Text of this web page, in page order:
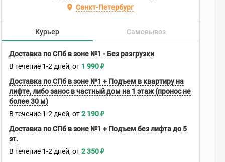
Санкт-Петербург
Курьер Самовывоз
Доставка по СПб в зоне №1 - Без разгрузки
В течение 1-2 дней 1 990₽
Доставка по СПб в зоне №1 + Подъем в квартиру на
лифте, либо занос в частный дом на 1 этаж (пронос не
более 30 м)
В течение 1-2 дней 2 190₽
Доставка по СПб в зоне №1 + Подъем без лифта до 5
эт.
В течение 1-2 дней 2 350₽